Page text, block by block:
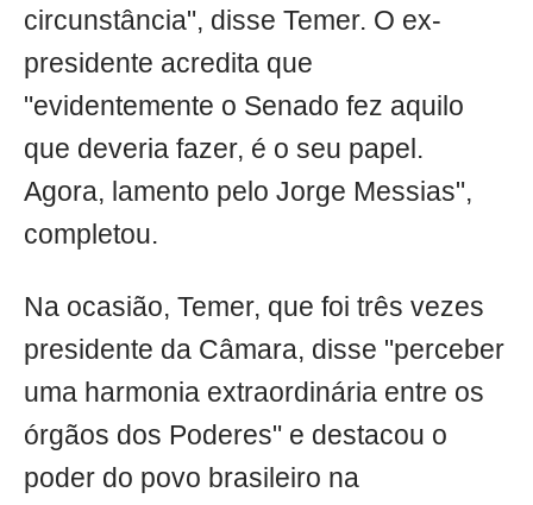
circunstância", disse Temer. O ex-
presidente acredita que
"evidentemente o Senado fez aquilo
que deveria fazer, é o seu papel.
Agora, lamento pelo Jorge Messias",
completou.
Na ocasião, Temer, que foi três vezes
presidente da Câmara, disse "perceber
uma harmonia extraordinária entre os
órgãos dos Poderes" e destacou o
poder do povo brasileiro na